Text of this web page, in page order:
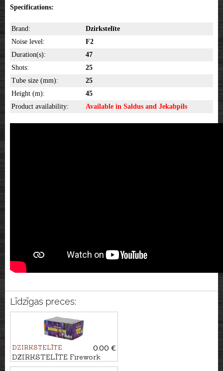
Specifications:
Brand:
Dzirkstelīte
Noise level:
F2
Duration(s):
47
Shots:
25
Tube size (mm):
25
Height (m):
45
Product availability:
Available in Saldus and Jekabpils
Līdzīgas preces:
DZIRKSTELĪTE
0.00 €
DZIRKSTELĪTE Firework
BRĪNUMU LIETUS, 71 -